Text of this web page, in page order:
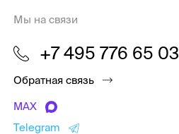
Мы на связи
+7 495 776 65 03
Обратная связь
MAX
Telegram